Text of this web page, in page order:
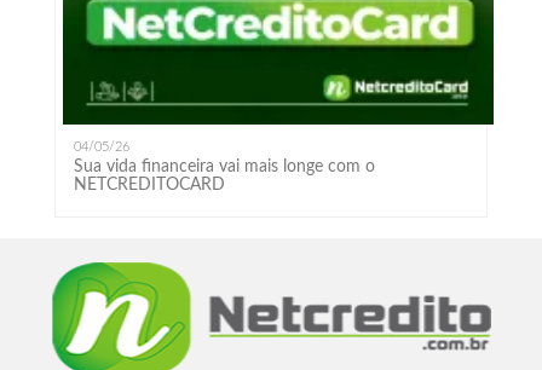
04/05/26
Sua vida financeira vai mais longe com o
NETCREDITOCARD